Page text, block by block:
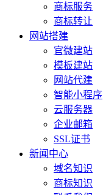
商标服务
商标转让
网站搭建
官微建站
模板建站
网站代建
智能小程序
云服务器
企业邮箱
SSL证书
新闻中心
域名知识
商标知识